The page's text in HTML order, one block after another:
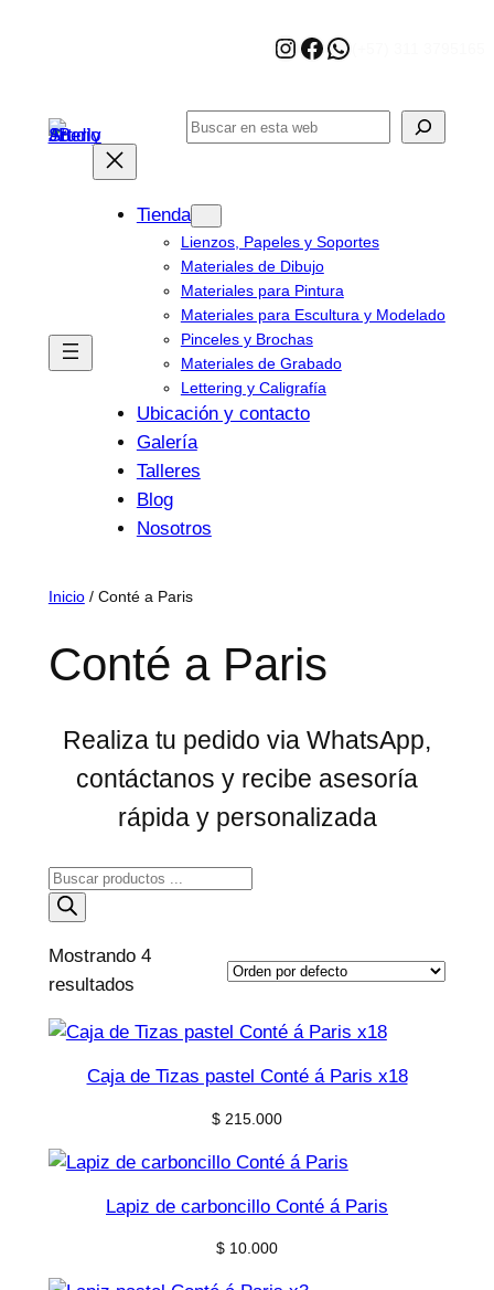
Instagram
Facebook
WhatsApp
Buscar
Tienda
Lienzos, Papeles y Soportes
Materiales de Dibujo
Materiales para Pintura
Materiales para Escultura y Modelado
Pinceles y Brochas
Materiales de Grabado
Lettering y Caligrafía
Ubicación y contacto
Galería
Talleres
Blog
Nosotros
Inicio/ Conté a Paris
Conté a Paris
Realiza tu pedido via WhatsApp,
contáctanos y recibe asesoría
rápida y personalizada
Búsqueda
de
Mostrando 4
resultados
Caja de Tizas pastel Conté á Paris x18
$ 215.000
Lapiz de carboncillo Conté á Paris
$ 10.000